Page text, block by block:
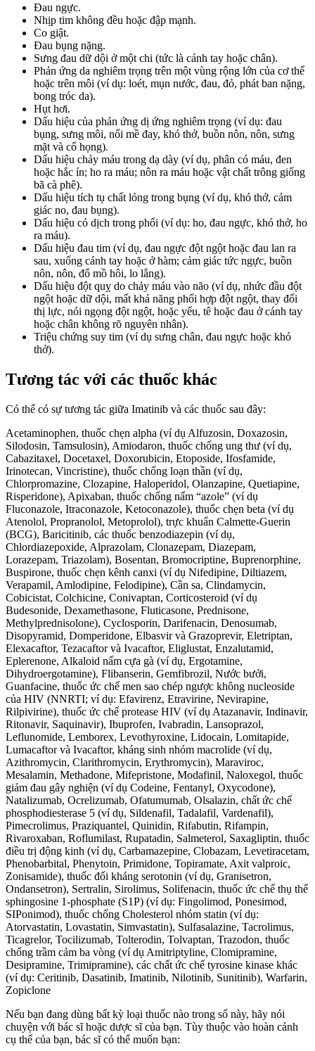
Đau ngực.
Nhịp tim không đều hoặc đập mạnh.
Co giật.
Đau bụng nặng.
Sưng đau dữ dội ở một chi (tức là cánh tay hoặc chân).
Phản ứng da nghiêm trọng trên một vùng rộng lớn của cơ thể
hoặc trên môi (ví dụ: loét, mụn nước, đau, đỏ, phát ban nặng,
bong tróc da).
Hụt hơi.
Dấu hiệu của phản ứng dị ứng nghiêm trọng (ví dụ: đau
bụng, sưng môi, nổi mề đay, khó thở, buồn nôn, nôn, sưng
mặt và cổ họng).
Dấu hiệu chảy máu trong dạ dày (ví dụ, phân có máu, đen
hoặc hắc ín; ho ra máu; nôn ra máu hoặc vật chất trông giống
bã cà phê).
Dấu hiệu tích tụ chất lỏng trong bụng (ví dụ, khó thở, cảm
giác no, đau bụng).
Dấu hiệu có dịch trong phổi (ví dụ: ho, đau ngực, khó thở, ho
ra máu).
Dấu hiệu đau tim (ví dụ, đau ngực đột ngột hoặc đau lan ra
sau, xuống cánh tay hoặc ở hàm; cảm giác tức ngực, buồn
nôn, nôn, đổ mồ hôi, lo lắng).
Dấu hiệu đột quỵ do chảy máu vào não (ví dụ, nhức đầu đột
ngột hoặc dữ dội, mất khả năng phối hợp đột ngột, thay đổi
thị lực, nói ngọng đột ngột, hoặc yếu, tê hoặc đau ở cánh tay
hoặc chân không rõ nguyên nhân).
Triệu chứng suy tim (ví dụ sưng chân, đau ngực hoặc khó
thở).
Tương tác với các thuốc khác
Có thể có sự tương tác giữa Imatinib và các thuốc sau đây:
Acetaminophen, thuốc chẹn alpha (ví dụ Alfuzosin, Doxazosin,
Silodosin, Tamsulosin), Amiodaron, thuốc chống ung thư (ví dụ,
Cabazitaxel, Docetaxel, Doxorubicin, Etoposide, Ifosfamide,
Irinotecan, Vincristine), thuốc chống loạn thần (ví dụ,
Chlorpromazine, Clozapine, Haloperidol, Olanzapine, Quetiapine,
Risperidone), Apixaban, thuốc chống nấm “azole” (ví dụ
Fluconazole, Itraconazole, Ketoconazole), thuốc chẹn beta (ví dụ
Atenolol, Propranolol, Metoprolol), trực khuẩn Calmette-Guerin
(BCG), Baricitinib, các thuốc benzodiazepin (ví dụ,
Chlordiazepoxide, Alprazolam, Clonazepam, Diazepam,
Lorazepam, Triazolam), Bosentan, Bromocriptine, Buprenorphine,
Buspirone, thuốc chẹn kênh canxi (ví dụ Nifedipine, Diltiazem,
Verapamil, Amlodipine, Felodipine), Cần sa, Clindamycin,
Cobicistat, Colchicine, Conivaptan, Corticosteroid (ví dụ
Budesonide, Dexamethasone, Fluticasone, Prednisone,
Methylprednisolone), Cyclosporin, Darifenacin, Denosumab,
Disopyramid, Domperidone, Elbasvir và Grazoprevir, Eletriptan,
Elexacaftor, Tezacaftor và Ivacaftor, Eliglustat, Enzalutamid,
Eplerenone, Alkaloid nấm cựa gà (ví dụ, Ergotamine,
Dihydroergotamine), Flibanserin, Gemfibrozil, Nước bưởi,
Guanfacine, thuốc ức chế men sao chép ngược không nucleoside
của HIV (NNRTI; ví dụ: Efavirenz, Etravirine, Nevirapine,
Rilpivirine), thuốc ức chế protease HIV (ví dụ Atazanavir, Indinavir,
Ritonavir, Saquinavir), Ibuprofen, Ivabradin, Lansoprazol,
Leflunomide, Lemborex, Levothyroxine, Lidocain, Lomitapide,
Lumacaftor và Ivacaftor, kháng sinh nhóm macrolide (ví dụ,
Azithromycin, Clarithromycin, Erythromycin), Maraviroc,
Mesalamin, Methadone, Mifepristone, Modafinil, Naloxegol, thuốc
giảm đau gây nghiện (ví dụ Codeine, Fentanyl, Oxycodone),
Natalizumab, Ocrelizumab, Ofatumumab, Olsalazin, chất ức chế
phosphodiesterase 5 (ví dụ, Sildenafil, Tadalafil, Vardenafil),
Pimecrolimus, Praziquantel, Quinidin, Rifabutin, Rifampin,
Rivaroxaban, Roflumilast, Rupatadin, Salmeterol, Saxagliptin, thuốc
điều trị động kinh (ví dụ, Carbamazepine, Clobazam, Levetiracetam,
Phenobarbital, Phenytoin, Primidone, Topiramate, Axit valproic,
Zonisamide), thuốc đối kháng serotonin (ví dụ, Granisetron,
Ondansetron), Sertralin, Sirolimus, Solifenacin, thuốc ức chế thụ thể
sphingosine 1-phosphate (S1P) (ví dụ: Fingolimod, Ponesimod,
SIPonimod), thuốc chống Cholesterol nhóm statin (ví dụ:
Atorvastatin, Lovastatin, Simvastatin), Sulfasalazine, Tacrolimus,
Ticagrelor, Tocilizumab, Tolterodin, Tolvaptan, Trazodon, thuốc
chống trầm cảm ba vòng (ví dụ Amitriptyline, Clomipramine,
Desipramine, Trimipramine), các chất ức chế tyrosine kinase khác
(ví dụ: Ceritinib, Dasatinib, Imatinib, Nilotinib, Sunitinib), Warfarin,
Zopiclone
Nếu bạn đang dùng bất kỳ loại thuốc nào trong số này, hãy nói
chuyện với bác sĩ hoặc dược sĩ của bạn. Tùy thuộc vào hoàn cảnh
cụ thể của bạn, bác sĩ có thể muốn bạn: